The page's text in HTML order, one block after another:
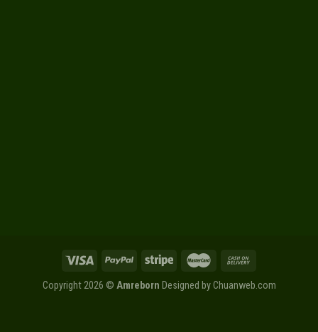
Copyright 2026 © Amreborn Designed byChuanweb.com